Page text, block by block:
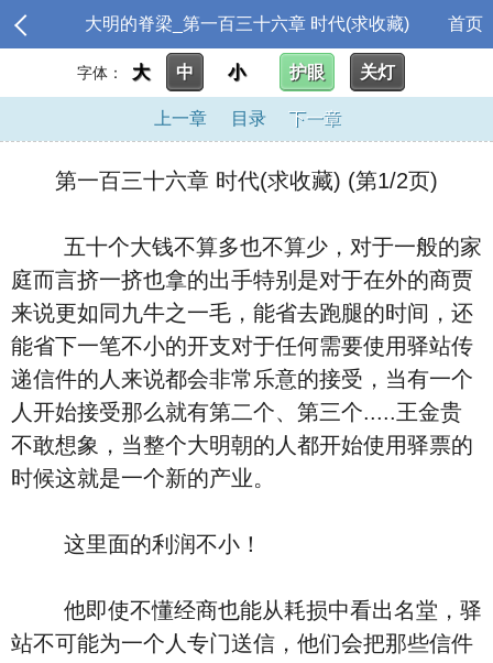
大明的脊梁_第一百三十六章 时代(求收藏) 首页
字体： 大 中 小 护眼 关灯
上一章 目录 下一章
第一百三十六章 时代(求收藏) (第1/2页)
五十个大钱不算多也不算少，对于一般的家
庭而言挤一挤也拿的出手特别是对于在外的商贾
来说更如同九牛之一毛，能省去跑腿的时间，还
能省下一笔不小的开支对于任何需要使用驿站传
递信件的人来说都会非常乐意的接受，当有一个
人开始接受那么就有第二个、第三个.....王金贵
不敢想象，当整个大明朝的人都开始使用驿票的
时候这就是一个新的产业。
这里面的利润不小！
他即使不懂经商也能从耗损中看出名堂，驿
站不可能为一个人专门送信，他们会把那些信件